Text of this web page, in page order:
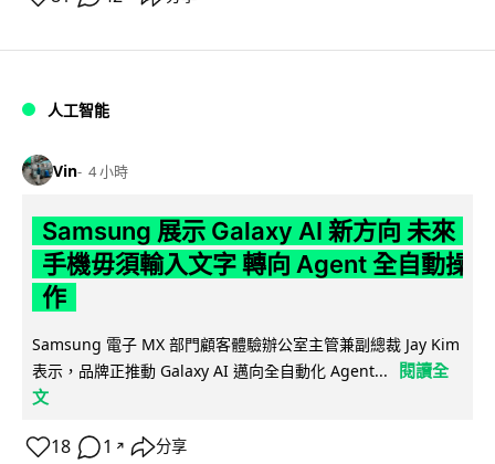
人工智能
Vin 4 小時
Samsung 展示 Galaxy AI 新方向 未來
手機毋須輸入文字 轉向 Agent 全自動操
作
Samsung 電子 MX 部門顧客體驗辦公室主管兼副總裁 Jay Kim
表示，品牌正推動 Galaxy AI 邁向全自動化 Agent...
閱讀全
文
18 1 ↗ 分享